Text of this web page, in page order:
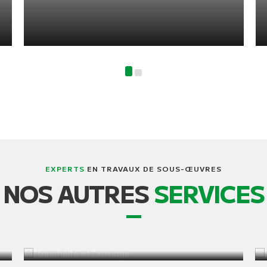
EXPERTS EN TRAVAUX DE SOUS-ŒUVRES
NOS AUTRESSERVICES
IMPERMÉABILISATION ET DRAINAGE